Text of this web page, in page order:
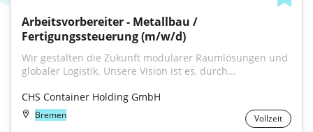
Arbeitsvorbereiter - Metallbau /
Fertigungssteuerung (m/w/d)
Wir gestalten die Zukunft modularer Raumlösungen und
globaler Logistik. Unsere Vision ist es, durch...
CHS Container Holding GmbH
Bremen Vollzeit